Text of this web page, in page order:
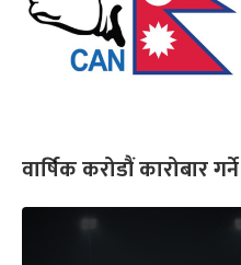
वार्षिक करोडौं कारोबार